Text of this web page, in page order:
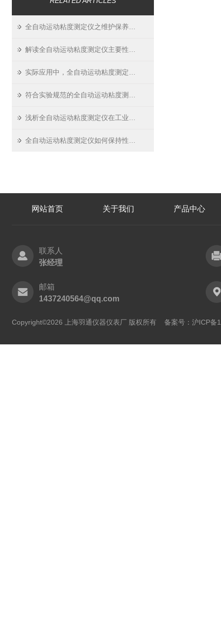
网站首页 关于我们 产品中心
联系人
张经理
邮箱
1437240564@qq.com
Copyright©2026 上海羽通仪器仪表厂 版权所有 备案号：沪ICP备